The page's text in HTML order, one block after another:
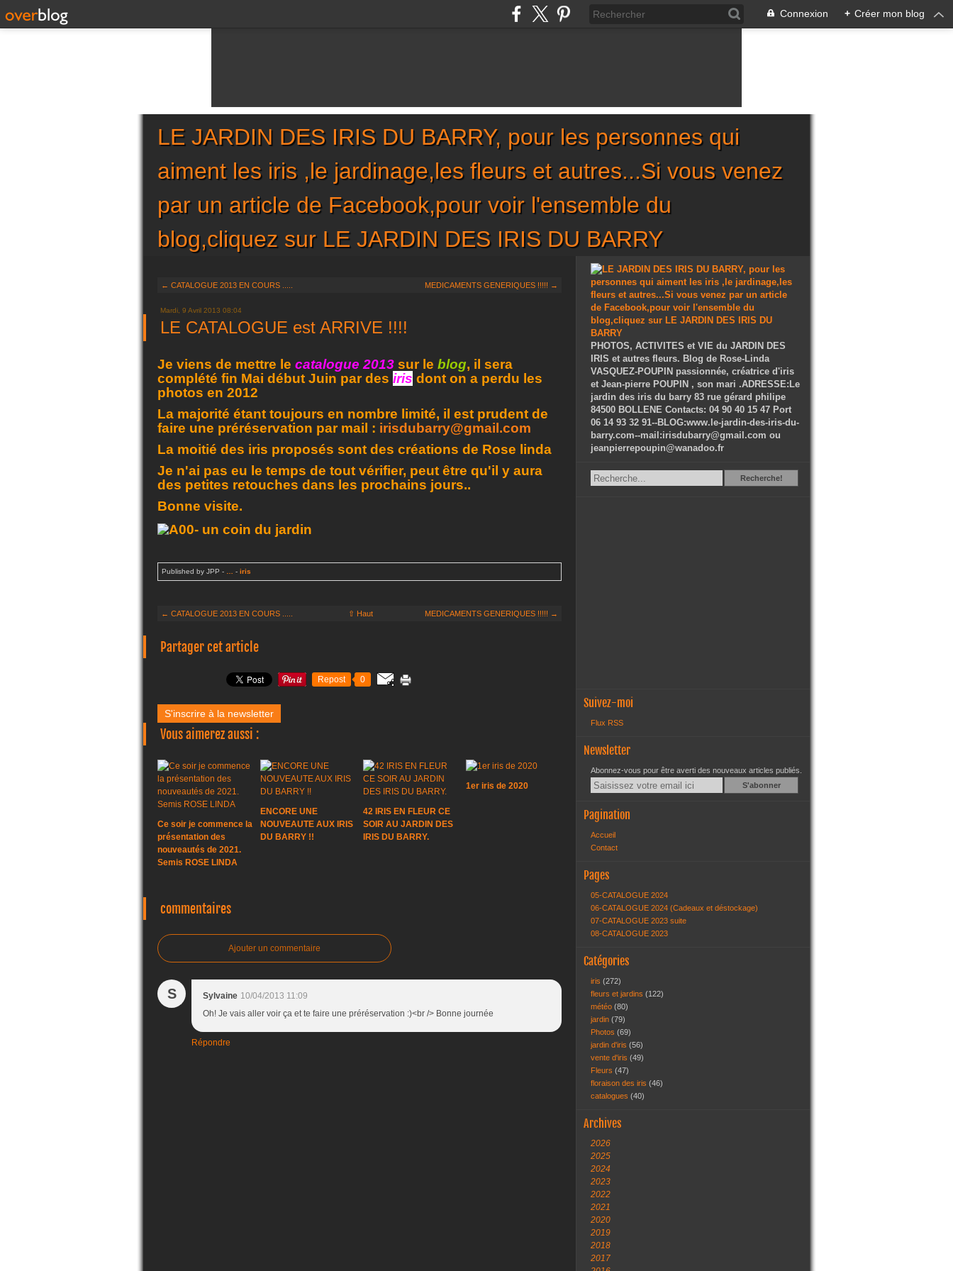
Connexion + Créer mon blog
LE JARDIN DES IRIS DU BARRY, pour les personnes qui
aiment les iris ,le jardinage,les fleurs et autres...Si vous venez
par un article de Facebook,pour voir l'ensemble du
blog,cliquez sur LE JARDIN DES IRIS DU BARRY
← CATALOGUE 2013 EN COURS ..... MEDICAMENTS GENERIQUES !!!!! →
Mardi, 9 Avril 2013 08:04
LE CATALOGUE est ARRIVE !!!!
Je viens de mettre le catalogue 2013 sur le blog, il sera
complété fin Mai début Juin par des iris dont on a perdu les
photos en 2012
La majorité étant toujours en nombre limité, il est prudent de
faire une préréservation par mail : irisdubarry@gmail.com
La moitié des iris proposés sont des créations de Rose linda
Je n'ai pas eu le temps de tout vérifier, peut être qu'il y aura
des petites retouches dans les prochains jours..
Bonne visite.
Published by JPP - - iris
← CATALOGUE 2013 EN COURS ..... ⇧ Haut MEDICAMENTS GENERIQUES !!!!! →
Partager cet article
Repost 0
S'inscrire à la newsletter
Vous aimerez aussi :
Ce soir je commence la
présentation des
nouveautés de 2021.
Semis ROSE LINDA
ENCORE UNE
NOUVEAUTE AUX IRIS
DU BARRY !!
42 IRIS EN FLEUR CE
SOIR AU JARDIN DES
IRIS DU BARRY.
1er iris de 2020
commentaires
Ajouter un commentaire
S Sylvaine 10/04/2013 11:09
Oh! Je vais aller voir ça et te faire une préréservation :)<br /> Bonne journée
Répondre
PHOTOS, ACTIVITES et VIE du JARDIN DES
IRIS et autres fleurs. Blog de Rose-Linda
VASQUEZ-POUPIN passionnée, créatrice d'iris
et Jean-pierre POUPIN , son mari .ADRESSE:Le
jardin des iris du barry 83 rue gérard philipe
84500 BOLLENE Contacts: 04 90 40 15 47 Port
06 14 93 32 91--BLOG:www.le-jardin-des-iris-du-
barry.com--mail:irisdubarry@gmail.com ou
jeanpierrepoupin@wanadoo.fr
RechercheRecherche!
Suivez-moi
Flux RSS
Newsletter
Abonnez-vous pour être averti des nouveaux articles publiés.
Email
Pagination
Accueil
Contact
Pages
05-CATALOGUE 2024
06-CATALOGUE 2024 (Cadeaux et déstockage)
07-CATALOGUE 2023 suite
08-CATALOGUE 2023
Catégories
iris (272)
fleurs et jardins (122)
météo (80)
jardin (79)
Photos (69)
jardin d'iris (56)
vente d'iris (49)
Fleurs (47)
floraison des iris (46)
catalogues (40)
Archives
2026
2025
2024
2023
2022
2021
2020
2019
2018
2017